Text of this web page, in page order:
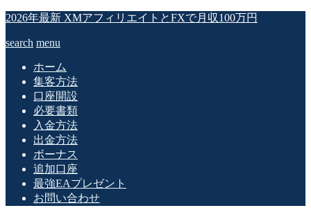
2026年最新 XMアフィリエイトとFXで月収100万円
search menu
ホーム
集客方法
口座開設
必要書類
入金方法
出金方法
ボーナス
追加口座
最強EAプレゼント
お問い合わせ